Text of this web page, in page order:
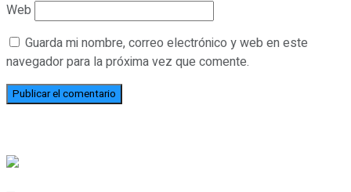
Web
Guarda mi nombre, correo electrónico y web en este
navegador para la próxima vez que comente.